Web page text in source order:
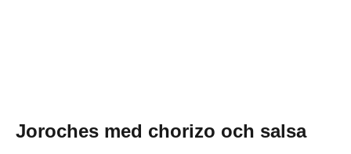
Joroches med chorizo och salsa